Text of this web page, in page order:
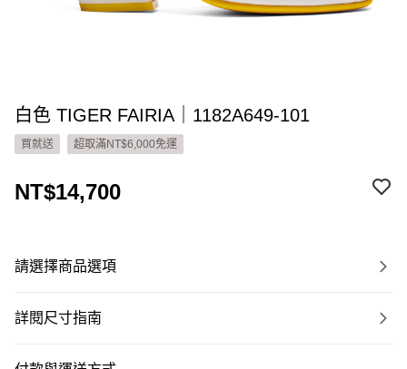
白色 TIGER FAIRIA｜1182A649-101
買就送 超取滿NT$6,000免運
NT$14,700
請選擇商品選項
詳閱尺寸指南